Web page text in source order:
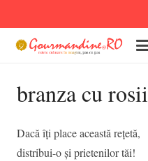
branza cu rosii
Dacă îți place această rețetă,
distribui-o și prietenilor tăi!